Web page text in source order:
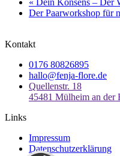
« Dein Konsens – Der
Der Paarworkshop für
Kontakt
0176 80826895
hallo@fenja-flore.de
Quellenstr. 18
45481 Mülheim an der
Links
Impressum
Datenschutzerklärung